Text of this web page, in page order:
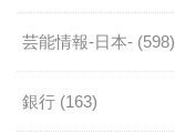
芸能情報-日本- (598)
銀行 (163)